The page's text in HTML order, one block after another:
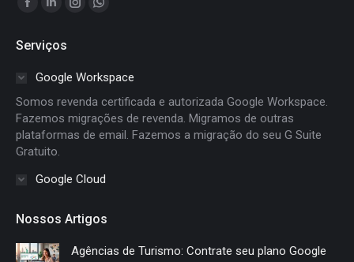
Facebook
opens
window
Linkedin
opens
in
window
Instagram
in
window
Whatsapp
in
window
Serviços
Google Workspace
Somos revenda certificada e autorizada Google Workspace.
Fazemos migrações de revenda. Migramos de outras
plataformas de email. Fazemos a migração do seu G Suite
Gratuito.
Google Cloud
Nossos Artigos
Agências de Turismo: Contrate seu plano Google